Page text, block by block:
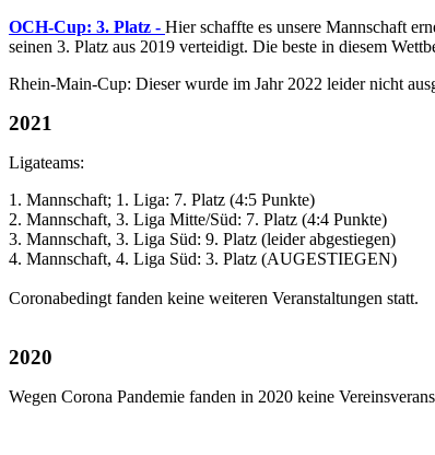
OCH-Cup: 3. Platz - Hier schaffte es unsere Mannschaft
seinen 3. Platz aus 2019 verteidigt. Die beste in diesem
Rhein-Main-Cup: Dieser wurde im Jahr 2022 leider nicht
2021
Ligateams:
1. Mannschaft; 1. Liga: 7. Platz (4:5 Punkte)
2. Mannschaft, 3. Liga Mitte/Süd: 7. Platz (4:4 Punkte)
3. Mannschaft, 3. Liga Süd: 9. Platz (leider abgestiegen)
4. Mannschaft, 4. Liga Süd: 3. Platz (AUGESTIEGEN)
Coronabedingt fanden keine weiteren Veranstaltungen statt.
2020
Wegen Corona Pandemie fanden in 2020 keine